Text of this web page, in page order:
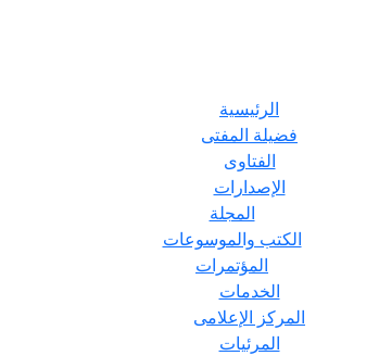
الرئيسية
فضيلة المفتى
الفتاوى
الإصدارات
المجلة
الكتب والموسوعات
المؤتمرات
الخدمات
المركز الإعلامى
المرئيات